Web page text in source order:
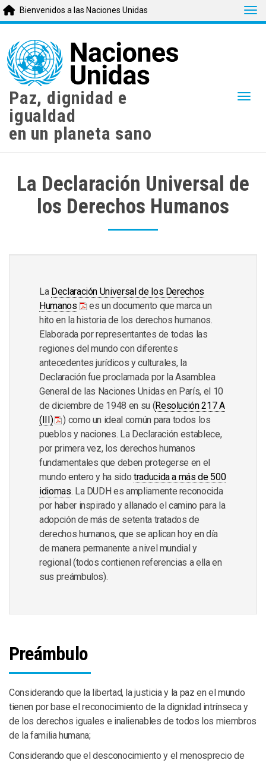
main
content
Bienvenidos a las Naciones Unidas
Paz, dignidad e
igualdad
en un planeta sano
La Declaración Universal de
los Derechos Humanos
La Declaración Universal de los Derechos
Humanos
es un documento que marca un
hito en la historia de los derechos humanos.
Elaborada por representantes de todas las
regiones del mundo con diferentes
antecedentes jurídicos y culturales, la
Declaración fue proclamada por la Asamblea
General de las Naciones Unidas en París, el 10
de diciembre de 1948 en su (Resolución 217 A
(III)
) como un ideal común para todos los
pueblos y naciones. La Declaración establece,
por primera vez, los derechos humanos
fundamentales que deben protegerse en el
mundo entero y ha sido traducida a más de 500
idiomas. La DUDH es ampliamente reconocida
por haber inspirado y allanado el camino para la
adopción de más de setenta tratados de
derechos humanos, que se aplican hoy en día
de manera permanente a nivel mundial y
regional (todos contienen referencias a ella en
sus preámbulos).
Preámbulo
Considerando que la libertad, la justicia y la paz en el mundo
tienen por base el reconocimiento de la dignidad intrínseca y
de los derechos iguales e inalienables de todos los miembros
de la familia humana;
Considerando que el desconocimiento y el menosprecio de